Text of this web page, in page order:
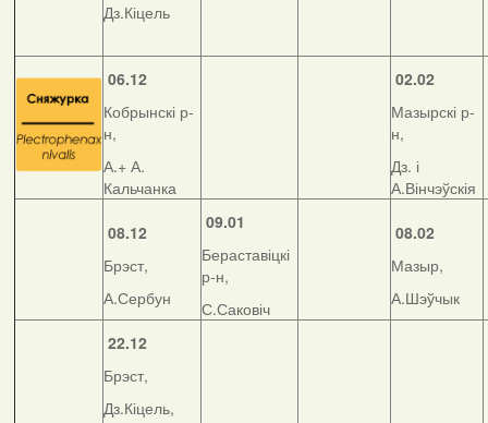
Дз.Кіцель
06.12
Кобрынскі р-
н,
А.+ А.
Кальчанка
02.02
Мазырскі р-
н,
Дз. і
А.Вінчэўскія
08.12
Брэст,
А.Сербун
09.01
Бераставіцкі
р-н,
С.Саковіч
08.02
Мазыр,
А.Шэўчык
22.12
Брэст,
Дз.Кіцель,